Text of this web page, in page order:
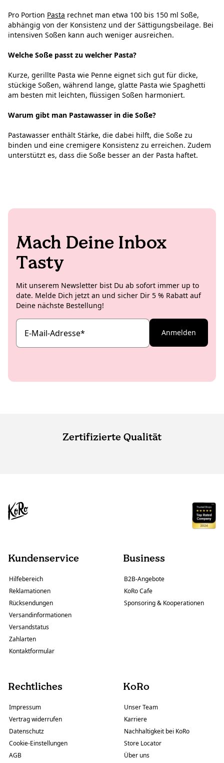
Pro Portion Pasta rechnet man etwa 100 bis 150 ml Soße,
abhängig von der Konsistenz und der Sättigungsbeilage. Bei
intensiven Soßen kann auch weniger ausreichen.
Welche Soße passt zu welcher Pasta?
Kurze, gerillte Pasta wie Penne eignet sich gut für dicke,
stückige Soßen, während lange, glatte Pasta wie Spaghetti
am besten mit leichten, flüssigen Soßen harmoniert.
Warum gibt man Pastawasser in die Soße?
Pastawasser enthält Stärke, die dabei hilft, die Soße zu
binden und eine cremigere Konsistenz zu erreichen. Zudem
unterstützt es, dass die Soße besser an der Pasta haftet.
Mach Deine Inbox
Tasty
Mit unserem Newsletter bist Du ab sofort immer up to
date. Melde Dich jetzt an und sicher Dir 5 % Rabatt auf
Deine nächste Bestellung!
E-Mail-Adresse* Anmelden
Zertifizierte Qualität
Kundenservice
Hilfebereich
Reklamationen
Rücksendungen
Versandinformationen
Versandstatus
Zahlarten
Kontaktformular
Business
B2B-Angebote
KoRo Cafe
Sponsoring & Kooperationen
Rechtliches
Impressum
Vertrag widerrufen
Datenschutz
Cookie-Einstellungen
AGB
KoRo
Unser Team
Karriere
Nachhaltigkeit bei KoRo
Store Locator
Über uns